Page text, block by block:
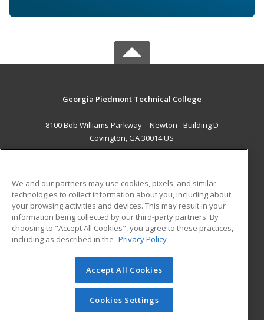
Georgia Piedmont Technical College
8100 Bob Williams Parkway – Newton - Building D
Covington, GA 30014 US
ADDITIONAL RESOURCES
Military
Financial Assistance
Help
Student Blog
© 2026 ed2go, a division of Cengage Learning. All rights
reserved. The material on this site cannot be reproduced or
redistributed unless you have obtained prior written
permission from Cengage Learning.Privacy Policy
We and our partners may use cookies, pixels, and similar
technologies to collect information about you, including about
your browsing activities and devices. This may result in your
information being collected by our third-party partners. By
choosing to "Accept All Cookies", you agree to these practices,
including as described in the Privacy Policy
Accept All Cookies
Cookies Settings